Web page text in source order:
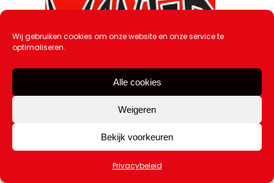
Wij gebruiken cookies om onze website en onze service te
optimaliseren.
Alle cookies
Weigeren
Bekijk voorkeuren
Privacybeleid